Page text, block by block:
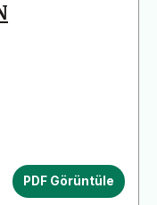
PDF Görüntüle